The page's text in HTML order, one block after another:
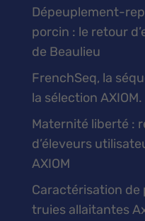
Dépeuplement-
porcin : le retour
de Beaulieu
FrenchSeq, la
la sélection AXIOM.
Maternité liberté :
d’éleveurs
AXIOM
Caractérisation de
truies allaitantes